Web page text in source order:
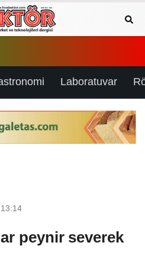
Laboratuvar
peynir severek